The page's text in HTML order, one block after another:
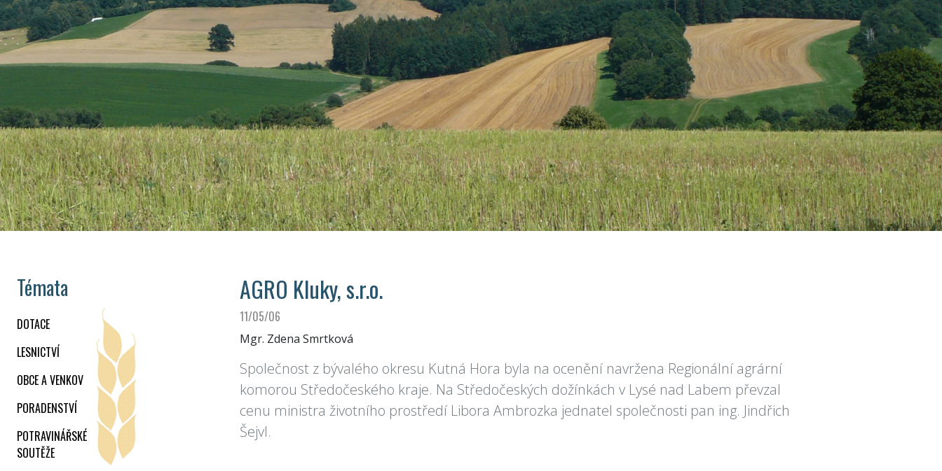
Témata
DOTACE
LESNICTVÍ
OBCE A VENKOV
PORADENSTVÍ
POTRAVINÁŘSKÉ
SOUTĚŽE
AGRO Kluky, s.r.o.
11/05/06
Mgr. Zdena Smrtková
Společnost z bývalého okresu Kutná Hora byla na ocenění navržena Regionální agrární
komorou Středočeského kraje. Na Středočeských dožínkách v Lysé nad Labem převzal
cenu ministra životního prostředí Libora Ambrozka jednatel společnosti pan ing. Jindřich
Šejvl.